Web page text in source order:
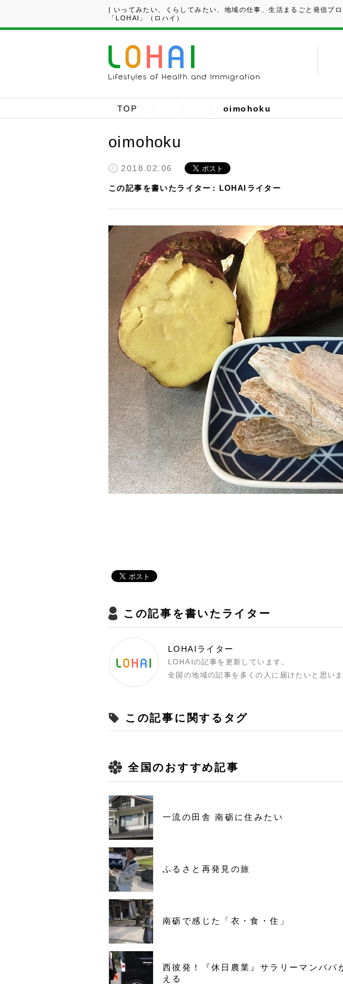
| いってみたい、くらしてみたい、地域の仕事、生活まるごと発信ブロ
「LOHAI」（ロハイ）
TOP oimohoku
oimohoku
2018.02.06
この記事を書いたライター LOHAIライター
この記事を書いたライター
LOHAIライター
LOHAIの記事を更新しています。
全国の地域の記事を多くの人に届けたいと思いま
この記事に関するタグ
全国のおすすめ記事
一流の田舎 南砺に住みたい
ふるさと再発見の旅
南砺で感じた「衣・食・住」
西彼発！『休日農業』サラリーマンパパ
える